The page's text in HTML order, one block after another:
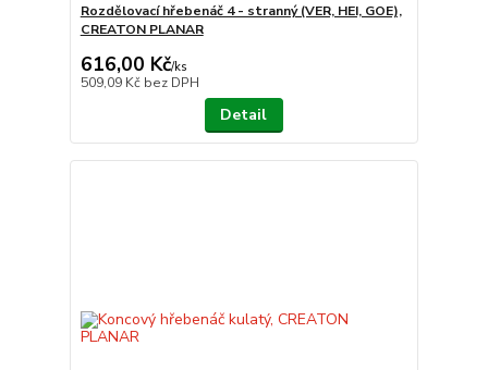
Rozdělovací hřebenáč 4 - stranný (VER, HEI, GOE),
CREATON PLANAR
616,00 Kč/ks
509,09 Kč bez DPH
Detail